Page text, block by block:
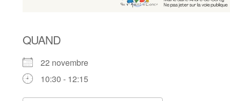
QUAND
22 novembre
10:30 - 12:15